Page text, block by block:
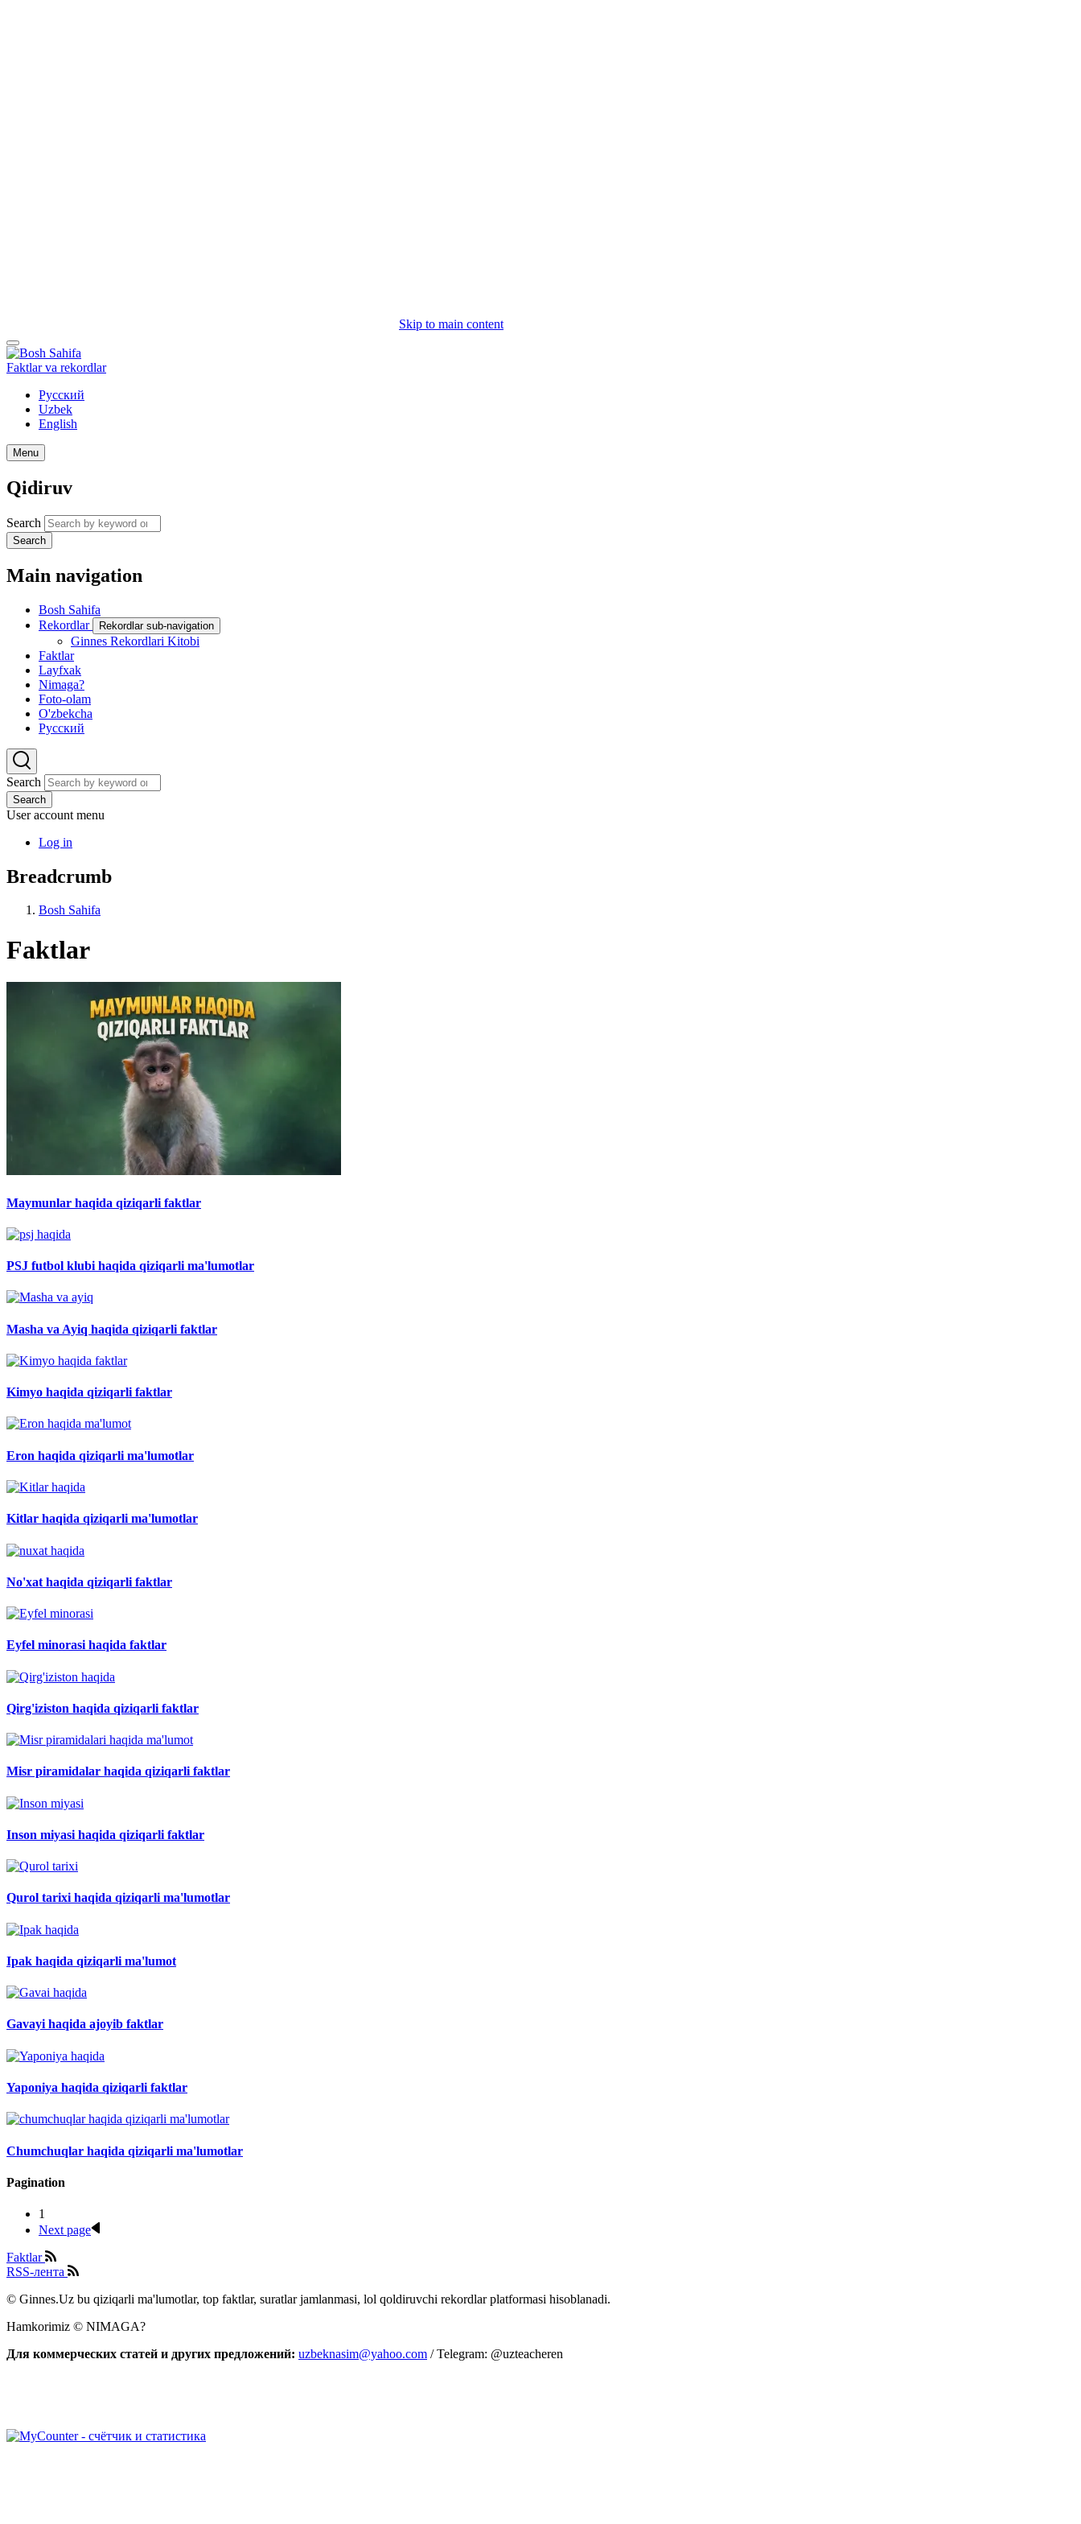
Skip to main content
Faktlar va rekordlar
Русский
Uzbek
English
Menu
Qidiruv
Search
Search
Main navigation
Bosh Sahifa
Rekordlar
Rekordlar sub-navigation
Ginnes Rekordlari Kitobi
Faktlar
Layfxak
Nimaga?
Foto-olam
O'zbekcha
Русский
Search
Search
User account menu
Log in
Breadcrumb
Bosh Sahifa
Faktlar
Maymunlar haqida qiziqarli faktlar
PSJ futbol klubi haqida qiziqarli ma'lumotlar
Masha va Ayiq haqida qiziqarli faktlar
Kimyo haqida qiziqarli faktlar
Eron haqida qiziqarli ma'lumotlar
Kitlar haqida qiziqarli ma'lumotlar
No'xat haqida qiziqarli faktlar
Eyfel minorasi haqida faktlar
Qirg'iziston haqida qiziqarli faktlar
Misr piramidalar haqida qiziqarli faktlar
Inson miyasi haqida qiziqarli faktlar
Qurol tarixi haqida qiziqarli ma'lumotlar
Ipak haqida qiziqarli ma'lumot
Gavayi haqida ajoyib faktlar
Yaponiya haqida qiziqarli faktlar
Chumchuqlar haqida qiziqarli ma'lumotlar
Pagination
1
Next page
Faktlar
RSS-лента
© Ginnes.Uz bu qiziqarli ma'lumotlar, top faktlar, suratlar jamlanmasi, lol qoldiruvchi rekordlar platformasi hisoblanadi.
Hamkorimiz © NIMAGA?
Для коммерческих статей и других предложений: uzbeknasim@yahoo.com / Telegram: @uzteacheren